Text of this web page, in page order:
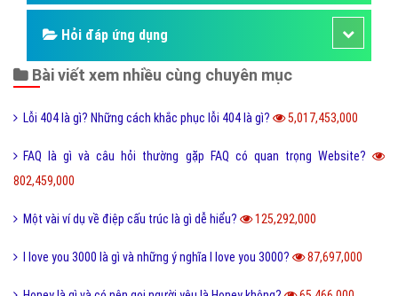
Kỹ năng sống
Làm như thế nào
Hỏi đáp ứng dụng